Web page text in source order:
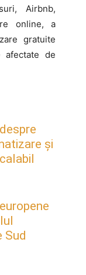
Airbnb,
online, a
gratuite
afectate de
și
Sud